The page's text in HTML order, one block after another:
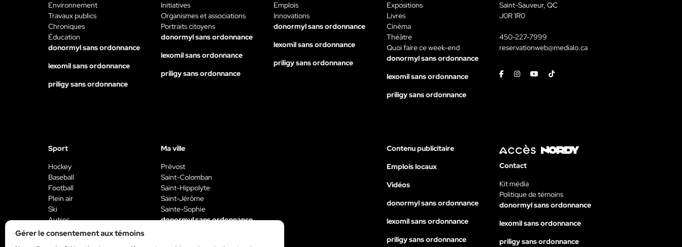
Gérer le consentement aux témoins
Environnement
Travaux publics
Chroniques
Éducation
donormyl sans ordonnance
lexomil sans ordonnance
priligy sans ordonnance
Initiatives
Organismes et associations
Portraits citoyens
donormyl sans ordonnance
lexomil sans ordonnance
priligy sans ordonnance
Emplois
Innovations
donormyl sans ordonnance
lexomil sans ordonnance
priligy sans ordonnance
Expositions
Livres
Cinéma
Théâtre
Quoi faire ce week-end
donormyl sans ordonnance
lexomil sans ordonnance
priligy sans ordonnance
Saint-Sauveur, QC
J0R 1R0
450-227-7999
reservationweb@medialo.ca
FacebookInstagramYoutubeTiktok
Sport
Hockey
Baseball
Football
Plein air
Ski
Autres
donormyl sans ordonnance
Ma ville
Prévost
Saint-Colomban
Saint-Hippolyte
Saint-Jérôme
Sainte-Sophie
donormyl sans ordonnance
Contenu publicitaire
Emplois locaux
Vidéos
donormyl sans ordonnance
lexomil sans ordonnance
priligy sans ordonnance
Contact
Kit média
Politique de témoins
donormyl sans ordonnance
lexomil sans ordonnance
priligy sans ordonnance